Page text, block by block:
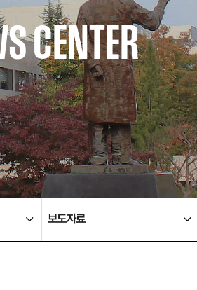
CENTER
보도자료